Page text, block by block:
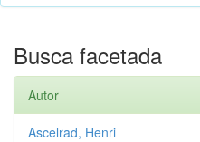
Busca facetada
Autor
Ascelrad, Henri